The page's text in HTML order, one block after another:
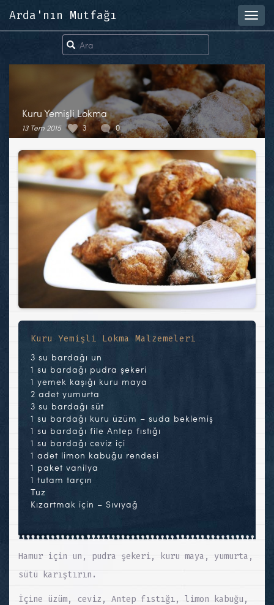
Arda'nın Mutfağı
Kuru Yemişli Lokma
13 Tem 2015 3 0
Kuru Yemişli Lokma Malzemeleri
3 su bardağı un
1 su bardağı pudra şekeri
1 yemek kaşığı kuru maya
2 adet yumurta
3 su bardağı süt
1 su bardağı kuru üzüm – suda beklemiş
1 su bardağı file Antep fıstığı
1 su bardağı ceviz içi
1 adet limon kabuğu rendesi
1 paket vanilya
1 tutam tarçın
Tuz
Kızartmak için – Sıvıyağ
Hamur için un, pudra şekeri, kuru maya, yumurta,
sütü karıştırın.
İçine üzüm, ceviz, Antep fıstığı, limon kabuğu,